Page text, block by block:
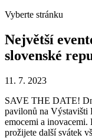
Vyberte stránku
Největší
slovenské
11. 7. 2023
SAVE THE DATE!
pavilonů na Výstavišti
emocemi a inovacemi.
prožijete další svátek